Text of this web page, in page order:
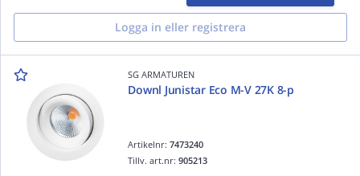
Logga in eller registrera
SG ARMATUREN
Downl Junistar Eco M-V 27K 8-p
Artikelnr:7473240
Tillv. art.nr:905213